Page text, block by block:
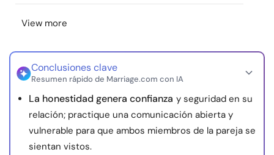
nosotros
View more
Conclusiones clave
Resumen rápido de Marriage.com con IA
La honestidad genera confianza y seguridad en su
relación; practique una comunicación abierta y
vulnerable para que ambos miembros de la pareja se
sientan vistos.